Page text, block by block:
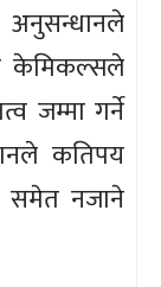
अनुसन्धानले
केमिकल्सले
जम्मा गर्ने
कतिपय
समेत नजाने